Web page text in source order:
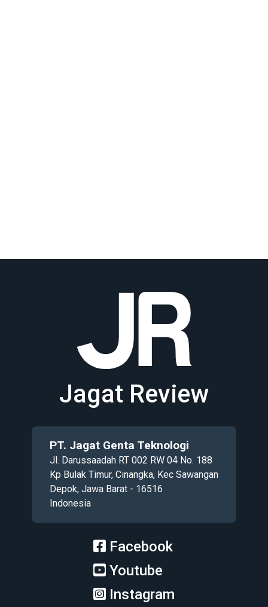
Jagat Review
PT. Jagat Genta Teknologi
Jl. Darussaadah RT 002 RW 04 No. 188
Kp Bulak Timur, Cinangka, Kec Sawangan
Depok, Jawa Barat - 16516
Indonesia
Facebook
Youtube
Instagram